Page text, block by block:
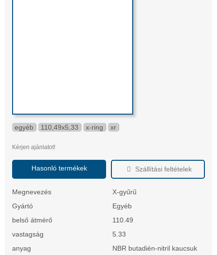
egyéb 110,49x5,33 x-ring xr
Kérjen ajánlatot!
Hasonló termékek Szállítási feltételek
Megnevezés
X-gyűrű
Gyártó
Egyéb
belső átmérő
110.49
vastagság
5.33
anyag
NBR butadién-nitril kaucsuk